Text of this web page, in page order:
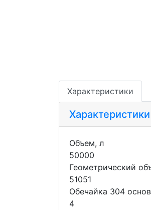
Характеристики
Характеристики
Объем, л
50000
Геометрический
51051
Обечайка 304
4